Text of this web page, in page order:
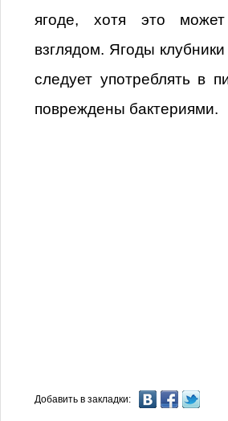
ягоде, хотя это
взглядом. Ягоды
следует употреблять в
повреждены бактериями.
Добавить в закладки: